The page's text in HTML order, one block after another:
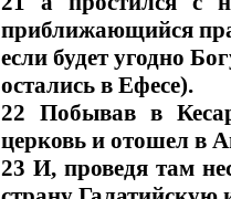
приближающийся
если будет угодно
остались в Ефесе).
22 Побывав в
церковь и отошел в
23 И, проведя там